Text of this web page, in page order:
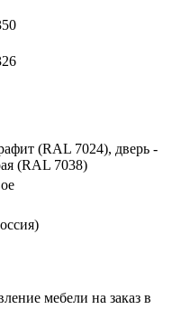
(RAL 7024), дверь -
(RAL 7038)
мебели на заказ в